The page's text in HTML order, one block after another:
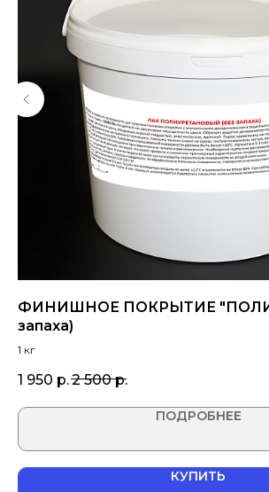
ФИНИШНОЕ ПОКРЫТИЕ
запаха)
1 кг
1 950 р.2 500 р.
ПОДРОБНЕЕ
КУПИТЬ